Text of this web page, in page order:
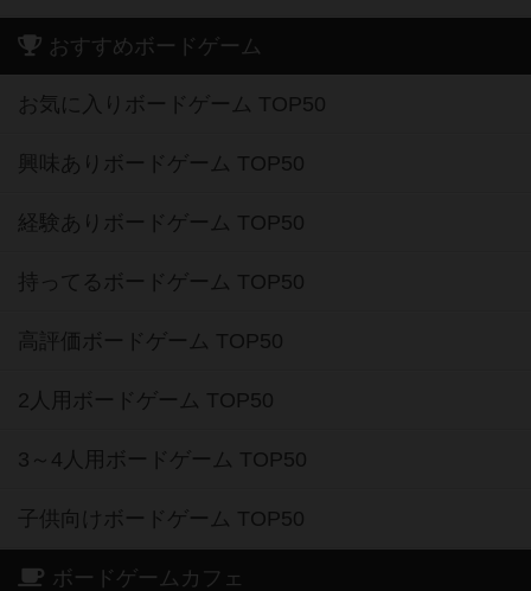
おすすめボードゲーム
お気に入りボードゲーム TOP50
興味ありボードゲーム TOP50
経験ありボードゲーム TOP50
持ってるボードゲーム TOP50
高評価ボードゲーム TOP50
2人用ボードゲーム TOP50
3～4人用ボードゲーム TOP50
子供向けボードゲーム TOP50
ボードゲームカフェ